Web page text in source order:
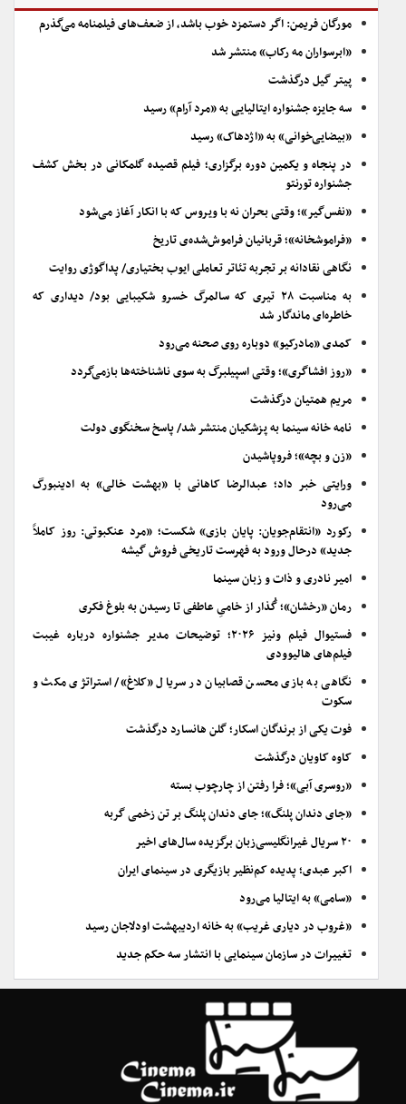
مورگان فریمن: اگر دستمزد خوب باشد، از ضعف‌های فیلمنامه می‌گذرم
«ابرسواران مه رکاب» منتشر شد
پیتر گیل درگذشت
سه جایزه جشنواره ایتالیایی به «مرد آرام» رسید
«بیضایی‌خوانی» به «اژدهاک» رسید
در پنجاه و یکمین دوره برگزاری؛ فیلم قصیده گلمکانی در بخش کشف
جشنواره تورنتو
«نفس‌گیر»؛ وقتی بحران نه با ویروس که با انکار آغاز می‌شود
«فراموشخانه»؛ قربانیان فراموش‌شده‌ی تاریخ
نگاهی نقادانه بر تجربه تئاتر تعاملی ایوب بختیاری/ پداگوژی روایت
به مناسبت ۲۸ تیری که سالمرگ خسرو شکیبایی بود/ دیداری که
خاطره‌ای ماندگار شد
کمدی «مادرکیو» دوباره روی صحنه می‌رود
«روز افشاگری»؛ وقتی اسپیلبرگ به سوی ناشناخته‌ها بازمی‌گردد
مریم همتیان درگذشت
نامه خانه سینما به پزشکیان منتشر شد/ پاسخ سخنگوی دولت
«زن و بچه»؛ فروپاشیدن
ورایتی خبر داد؛ عبدالرضا کاهانی با «بهشت خالی» به ادینبورگ
می‌رود
رکورد «انتقام‌جویان: پایان بازی» شکست؛ «مرد عنکبوتی: روز کاملاً
جدید» درحال ورود به فهرست تاریخی فروش گیشه
امیر نادری و ذات و زبان سینما
رمان «رخشان»؛ گُذار از خامیِ عاطفی تا رسیدن به بلوغ فکری
فستیوال فیلم ونیز ۲۰۲۶؛ توضیحات مدیر جشنواره درباره غیبت
فیلم‌های هالیوودی
نگاهی به بازی محسن قصابیان در سریال «کلاغ»/ استراتژی مکث و
سکوت
فوت یکی از برندگان اسکار؛ گلن هانسارد درگذشت
کاوه کاویان درگذشت
«روسری آبی»؛ فرا رفتن از چارچوب بسته
«جای دندان پلنگ»؛ جای دندان پلنگ بر تن زخمی گربه
۲۰ سریال غیرانگلیسی‌زبان برگزیده سال‌های اخیر
اکبر عبدی؛ پدیده کم‌نظیر بازیگری در سینمای ایران
«سامی» به ایتالیا می‌رود
«غروب در دیاری غریب» به خانه اردیبهشت اودلاجان رسید
تغییرات در سازمان سینمایی با انتشار سه حکم جدید